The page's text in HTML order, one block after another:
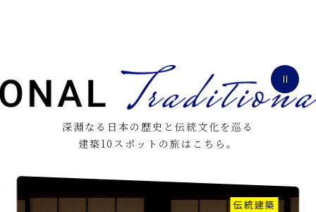
深淵なる日本の歴史と伝統文化を巡る
建築10スポットの旅はこちら。
伝統建築